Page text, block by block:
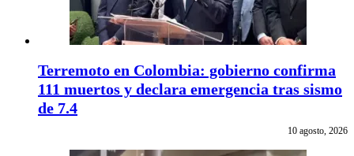
Terremoto en Colombia: gobierno confirma
111 muertos y declara emergencia tras sismo
de 7.4
10 agosto, 2026